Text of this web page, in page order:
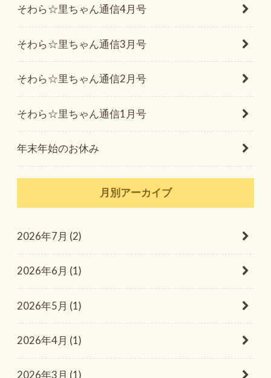
そわら☆里ちゃん通信4月号
そわら☆里ちゃん通信3月号
そわら☆里ちゃん通信2月号
そわら☆里ちゃん通信1月号
年末年始のお休み
月別アーカイブ
2026年7月 (2)
2026年6月 (1)
2026年5月 (1)
2026年4月 (1)
2026年3月 (1)